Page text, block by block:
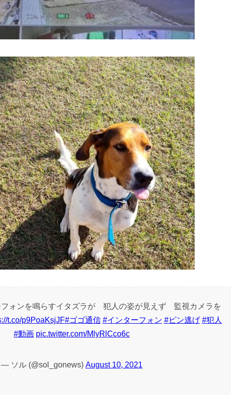
フォンを鳴らすイタズラが 犯人の姿が見えず 監視カメラを
t.co/p9PoaKsjJF#ゴゴ通信 #インターフォン #ピン逃げ #犯人
#動画 pic.twitter.com/MlyRlCco6c
— ソル (@sol_gonews) August 10, 2021